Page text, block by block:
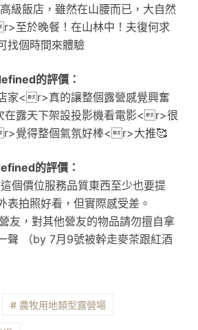
級飯店，雖然在山腰而已，大自然
至於晚餐！在山林中！夫復何求
找個時間來體驗
的評價：
家<r>真的讓整個露營感覺興奮
露天下架設投影機看電影<r>很
覺得整個氣氛好棒<r>大推🥰
的評價：
個價位服務品質東西至少也要提
表拍照好看，但實際感受差。
友，對其他營友的物品請勿擅自拿
聲 （by 7月9號被幹走麥茶跟紅酒
# 農牧用地類型露營場